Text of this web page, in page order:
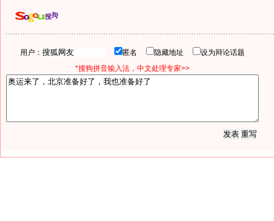
用户： 匿名 隐藏地址
设为辩论话题
*搜狗拼音输入法，中文处理专家>>